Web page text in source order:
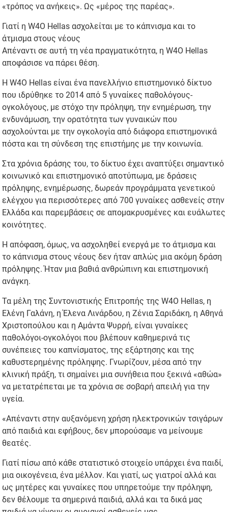
«τρόπος να ανήκεις». Ως «μέρος της παρέας».
Γιατί η W4O Hellas ασχολείται με το κάπνισμα και το
άτμισμα στους νέους
Απέναντι σε αυτή τη νέα πραγματικότητα, η W4O Hellas
αποφάσισε να πάρει θέση.
Η W4O Hellas είναι ένα πανελλήνιο επιστημονικό δίκτυο
που ιδρύθηκε το 2014 από 5 γυναίκες παθολόγους-
ογκολόγους, με στόχο την πρόληψη, την ενημέρωση, την
ενδυνάμωση, την ορατότητα των γυναικών που
ασχολούνται με την ογκολογία από διάφορα επιστημονικά
πόστα και τη σύνδεση της επιστήμης με την κοινωνία.
Στα χρόνια δράσης του, το δίκτυο έχει αναπτύξει σημαντικό
κοινωνικό και επιστημονικό αποτύπωμα, με δράσεις
πρόληψης, ενημέρωσης, δωρεάν προγράμματα γενετικού
ελέγχου για περισσότερες από 700 γυναίκες ασθενείς στην
Ελλάδα και παρεμβάσεις σε απομακρυσμένες και ευάλωτες
κοινότητες.
Η απόφαση, όμως, να ασχοληθεί ενεργά με το άτμισμα και
το κάπνισμα στους νέους δεν ήταν απλώς μια ακόμη δράση
πρόληψης. Ήταν μια βαθιά ανθρώπινη και επιστημονική
ανάγκη.
Τα μέλη της Συντονιστικής Επιτροπής της W4O Hellas, η
Ελένη Γαλάνη, η Έλενα Λινάρδου, η Ζένια Σαριδάκη, η Αθηνά
Χριστοπούλου και η Αμάντα Ψυρρή, είναι γυναίκες
παθολόγοι-ογκολόγοι που βλέπουν καθημερινά τις
συνέπειες του καπνίσματος, της εξάρτησης και της
καθυστερημένης πρόληψης. Γνωρίζουν, μέσα από την
κλινική πράξη, τι σημαίνει μια συνήθεια που ξεκινά «αθώα»
να μετατρέπεται με τα χρόνια σε σοβαρή απειλή για την
υγεία.
«Απέναντι στην αυξανόμενη χρήση ηλεκτρονικών τσιγάρων
από παιδιά και εφήβους, δεν μπορούσαμε να μείνουμε
θεατές.
Γιατί πίσω από κάθε στατιστικό στοιχείο υπάρχει ένα παιδί,
μια οικογένεια, ένα μέλλον. Και γιατί, ως γιατροί αλλά και
ως μητέρες και γυναίκες που υπηρετούμε την πρόληψη,
δεν θέλουμε τα σημερινά παιδιά, αλλά και τα δικά μας